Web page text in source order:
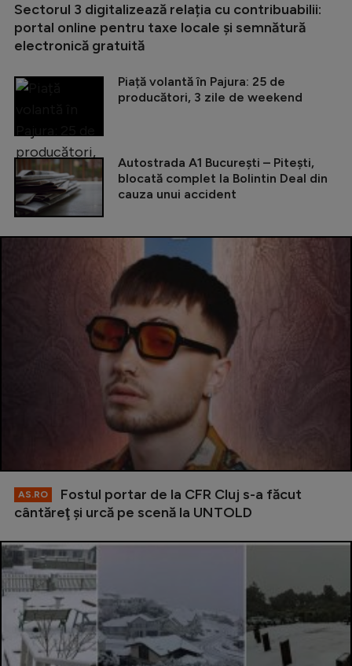
Sectorul 3 digitalizează relația cu contribuabilii:
portal online pentru taxe locale și semnătură
electronică gratuită
Piață volantă în Pajura: 25 de
producători, 3 zile de weekend
Autostrada A1 București – Pitești,
blocată complet la Bolintin Deal din
cauza unui accident
AS.RO
Fostul portar de la CFR Cluj s-a făcut
cântăreţ şi urcă pe scenă la UNTOLD